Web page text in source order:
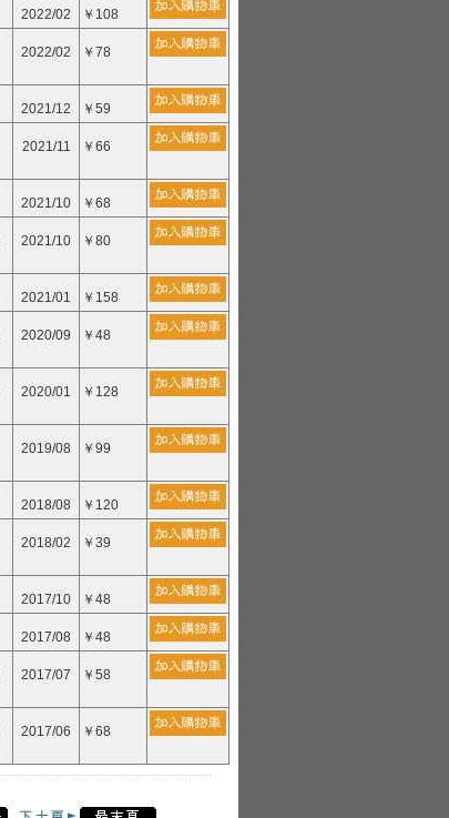
2022/02 ￥108
2022/02 ￥78
2021/12 ￥59
2021/11 ￥66
2021/10 ￥68
2021/10 ￥80
2021/01 ￥158
2020/09 ￥48
2020/01 ￥128
2019/08 ￥99
2018/08 ￥120
2018/02 ￥39
2017/10 ￥48
2017/08 ￥48
2017/07 ￥58
2017/06 ￥68